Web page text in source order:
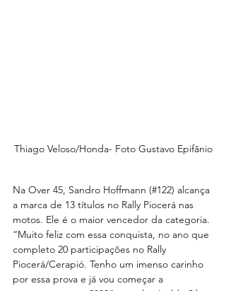
Thiago Veloso/Honda- Foto Gustavo Epifãnio
Na Over 45, Sandro Hoffmann (#122) alcança
a marca de 13 títulos no Rally Piocerá nas
motos. Ele é o maior vencedor da categoria.
“Muito feliz com essa conquista, no ano que
completo 20 participações no Rally
Piocerá/Cerapió. Tenho um imenso carinho
por essa prova e já vou começar a